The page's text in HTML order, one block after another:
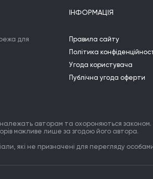
для
ІНФОРМАЦІЯ
Правила сайту
Політика
Угода користувача
Публічна угода оферти
авторам та охороняються законом.
можливе лише за згодою його автора.
які не призначені для перегляду особами,